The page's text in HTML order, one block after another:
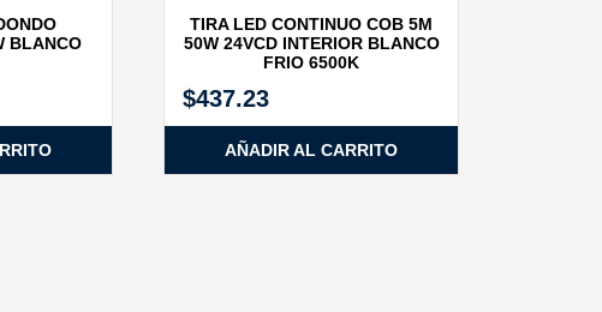
BLANCO
TIRA LED CONTINUO COB 5M
50W 24VCD INTERIOR BLANCO
FRIO 6500K
$437.23
AÑADIR AL CARRITO